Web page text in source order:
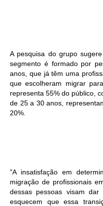
A pesquisa do grupo
segmento é formado por
anos, que já têm uma
que escolheram migrar
representa 55% do público,
de 25 a 30 anos,
20%.
"A insatisfação em
migração de profissionais
dessas pessoas visam dar
esquecem que essa